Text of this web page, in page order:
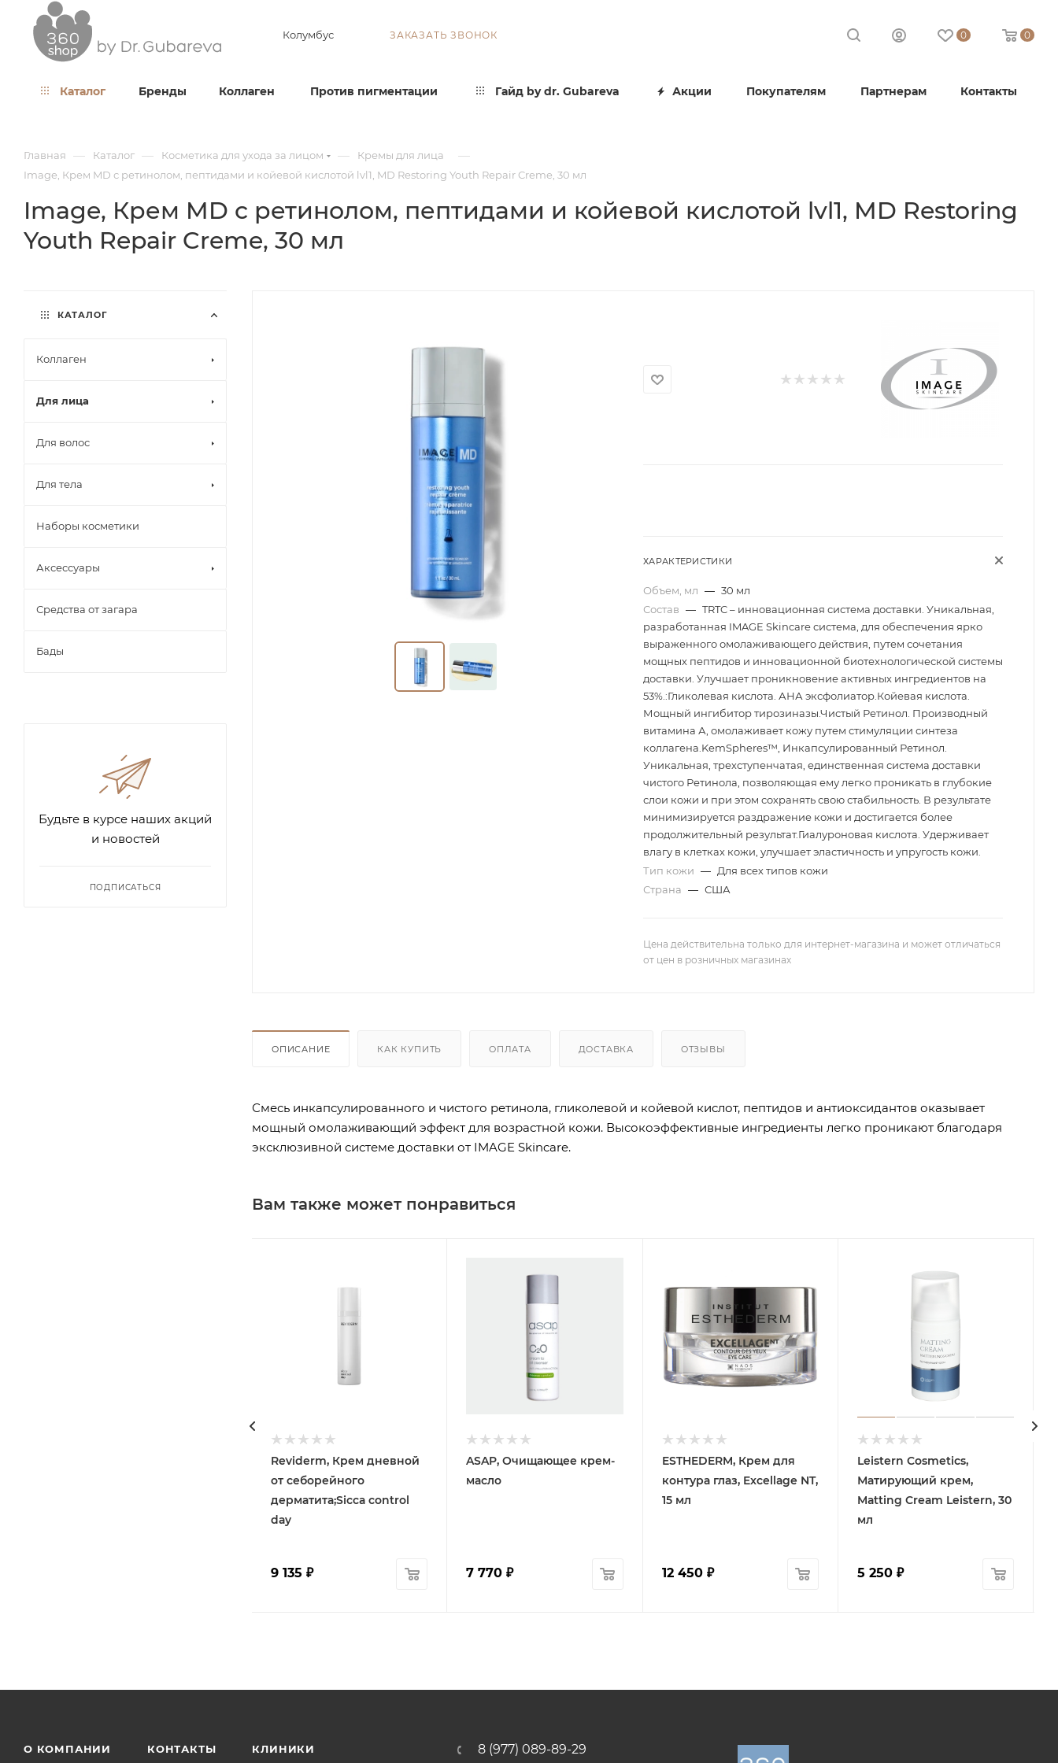
Колумбус ЗАКАЗАТЬ ЗВОНОК 0 0
Каталог Бренды Коллаген Против пигментации Гайд by dr. Gubareva Акции Покупателям Партнерам Контакты
Главная — Каталог — Косметика для ухода за лицом — Кремы для лица —
Image, Крем MD с ретинолом, пептидами и койевой кислотой lvl1, MD Restoring Youth Repair Creme, 30 мл
Image, Крем MD с ретинолом, пептидами и койевой кислотой lvl1, MD Restoring
Youth Repair Creme, 30 мл
ХАРАКТЕРИСТИКИ
Объем, мл — 30 мл
Состав — TRTC – инновационная система доставки. Уникальная,
разработанная IMAGE Skincare система, для обеспечения ярко
выраженного омолаживающего действия, путем сочетания
мощных пептидов и инновационной биотехнологической системы
доставки. Улучшает проникновение активных ингредиентов на
53%.:Гликолевая кислота. АНА эксфолиатор.Койевая кислота.
Мощный ингибитор тирозиназы.Чистый Ретинол. Производный
витамина А, омолаживает кожу путем стимуляции синтеза
коллагена.KemSpheres™, Инкапсулированный Ретинол.
Уникальная, трехступенчатая, единственная система доставки
чистого Ретинола, позволяющая ему легко проникать в глубокие
слои кожи и при этом сохранять свою стабильность. В результате
минимизируется раздражение кожи и достигается более
продолжительный результат.Гиалуроновая кислота. Удерживает
влагу в клетках кожи, улучшает эластичность и упругость кожи.
Тип кожи — Для всех типов кожи
Страна — США
Цена действительна только для интернет-магазина и может отличаться
от цен в розничных магазинах
ОПИСАНИЕ КАК КУПИТЬ ОПЛАТА ДОСТАВКА ОТЗЫВЫ
Смесь инкапсулированного и чистого ретинола, гликолевой и койевой кислот, пептидов и антиоксидантов оказывает
мощный омолаживающий эффект для возрастной кожи. Высокоэффективные ингредиенты легко проникают благодаря
эксклюзивной системе доставки от IMAGE Skincare.
Вам также может понравиться
Reviderm, Крем дневной
от себорейного
дерматита;Sicca control
day
9 135 ₽
ASAP, Очищающее крем-
масло
7 770 ₽
ESTHEDERM, Крем для
контура глаз, Excellage NT,
15 мл
12 450₽
Leistern Cosmetics,
Матирующий крем,
Matting Cream Leistern, 30
мл
5 250₽
КАТАЛОГ
Коллаген
Для лица
Для волос
Для тела
Наборы косметики
Аксессуары
Средства от загара
Бады
Будьте в курсе наших акций
и новостей
ПОДПИСАТЬСЯ
О КОМПАНИИ КОНТАКТЫ КЛИНИКИ 8 (977) 089-89-29